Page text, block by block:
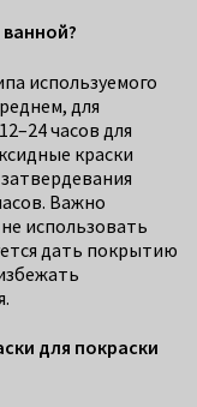
используемого
для
часов для
краски
Важно
использовать
дать покрытию
для покраски